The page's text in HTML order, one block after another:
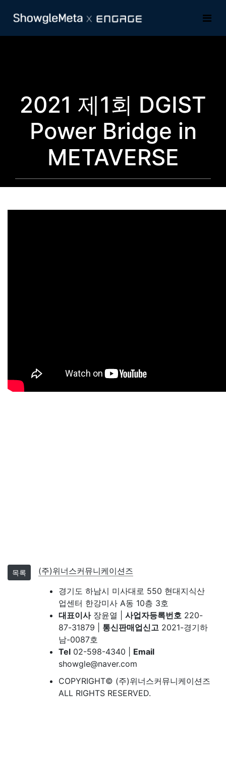
2021 제1회 DGIST
Power Bridge in
METAVERSE
목록
(주)위너스커뮤니케이션즈
경기도 하남시 미사대로 550 현대지식산
업센터 한강미사 A동 10층 3호
대표이사장윤열 | 사업자등록번호 220-
87-31879 | 통신판매업신고 2021-경기하
남-0087호
Tel 02-598-4340 | Email
showgle@naver.com
COPYRIGHT© (주)위너스커뮤니케이션즈
ALL RIGHTS RESERVED.